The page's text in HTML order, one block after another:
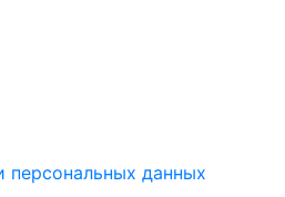
персональных данных